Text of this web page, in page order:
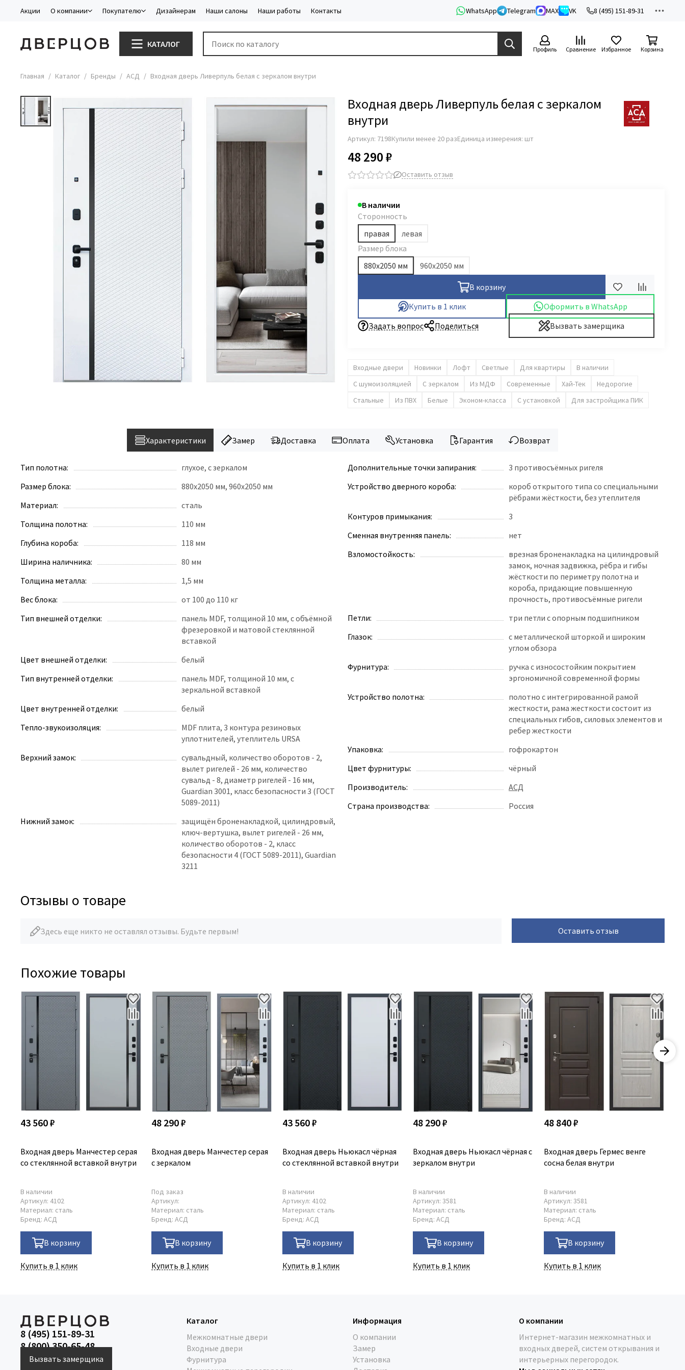
Акции О компании Покупателю Дизайнерам Наши салоны Наши работы Контакты WhatsApp Telegram MAX VK 8 (495) 151-89-31
КАТАЛОГ
Профиль Сравнение Избранное Корзина
Главная Каталог Бренды АСД Входная дверь Ливерпуль белая с зеркалом внутри
Входная дверь Ливерпуль белая с зеркалом
внутри
Артикул: 7198Купили менее 20 разЕдиница измерения: шт
48 290 ₽
Оставить отзыв
В наличии
Сторонность
правая
левая
Размер блока
880х2050 мм
960х2050 мм
В корзину
Купить в 1 клик
Оформить в WhatsApp
Вызвать замерщика
Задать вопрос Поделиться
Входные двери Новинки Лофт Светлые Для квартиры
В наличии
С шумоизоляцией
С зеркалом Из МДФ Современные Хай-Тек
Недорогие
Стальные
Из ПВХ Белые Эконом-класса С установкой Для застройщика ПИК
Характеристики Замер Доставка Оплата Установка Гарантия Возврат
Тип полотна:
глухое, с зеркалом
Размер блока:
880x2050 мм, 960х2050 мм
Материал:
сталь
Толщина полотна:
110 мм
Глубина короба:
118 мм
Ширина наличника:
80 мм
Толщина металла:
1,5 мм
Вес блока:
от 100 до 110 кг
Тип внешней отделки:
панель MDF, толщиной 10 мм, с объёмной
фрезеровкой и матовой стеклянной
вставкой
Цвет внешней отделки:
белый
Тип внутренней отделки:
панель MDF, толщиной 10 мм, с
зеркальной вставкой
Цвет внутренней отделки:
белый
Тепло-звукоизоляция:
MDF плита, 3 контура резиновых
уплотнителей, утеплитель URSA
Верхний замок:
сувальдный, количество оборотов - 2,
вылет ригелей - 26 мм, количество
сувальд - 8, диаметр ригелей - 16 мм,
Guardian 3001, класс безопасности 3 (ГОСТ
5089-2011)
Нижний замок:
защищён броненакладкой, цилиндровый,
ключ-вертушка, вылет ригелей - 26 мм,
количество оборотов - 2, класс
безопасности 4 (ГОСТ 5089-2011), Guardian
3211
Дополнительные точки запирания:
3 противосъёмных ригеля
Устройство дверного короба:
короб открытого типа со специальными
рёбрами жёсткости, без утеплителя
Контуров примыкания:
3
Сменная внутренняя панель:
нет
Взломостойкость:
врезная броненакладка на цилиндровый
замок, ночная задвижка, рёбра и гибы
жёсткости по периметру полотна и
короба, придающие повышенную
прочность, противосъёмные ригели
Петли:
три петли с опорным подшипником
Глазок:
с металлической шторкой и широким
углом обзора
Фурнитура:
ручка с износостойким покрытием
эргономичной современной формы
Устройство полотна:
полотно с интегрированной рамой
жесткости, рама жесткости состоит из
специальных гибов, силовых элементов и
ребер жесткости
Упаковка:
гофрокартон
Цвет фурнитуры:
чёрный
Производитель:
АСД
Страна производства:
Россия
Отзывы о товаре
Здесь еще никто не оставлял отзывы. Будьте первым! Оставить отзыв
Похожие товары
43 560 ₽
Входная дверь Манчестер серая
со стеклянной вставкой внутри
В наличии
Артикул: 4102
Материал: сталь
Бренд: АСД
В корзину
Купить в 1 клик
48 290 ₽
Входная дверь Манчестер серая
с зеркалом
Под заказ
Артикул:
Материал: сталь
Бренд: АСД
В корзину
Купить в 1 клик
43 560 ₽
Входная дверь Ньюкасл чёрная
со стеклянной вставкой внутри
В наличии
Артикул: 4102
Материал: сталь
Бренд: АСД
В корзину
Купить в 1 клик
48 290 ₽
Входная дверь Ньюкасл чёрная с
зеркалом внутри
В наличии
Артикул:3581
Материал: сталь
Бренд:АСД
В корзину
Купить в 1 клик
48 840 ₽
Входная дверь Гермес венге
сосна белая внутри
В наличии
Артикул:3581
Материал: сталь
Бренд:АСД
В корзину
Купить в 1 клик
8 (495) 151-89-31
8 (800) 350-65-48
Вызвать замерщика
Каталог
Межкомнатные двери
Входные двери
Фурнитура
Информация
О компании
Замер
Установка
О компании
Интернет-магазин межкомнатных и
входных дверей, систем открывания и
интерьерных перегородок.